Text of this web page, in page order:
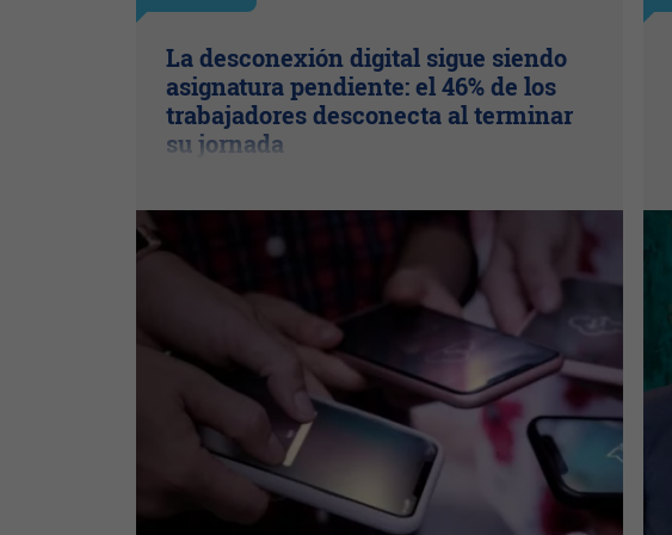
La desconexión digital sigue siendo
asignatura pendiente: el 46% de los
trabajadores desconecta al terminar
su jornada